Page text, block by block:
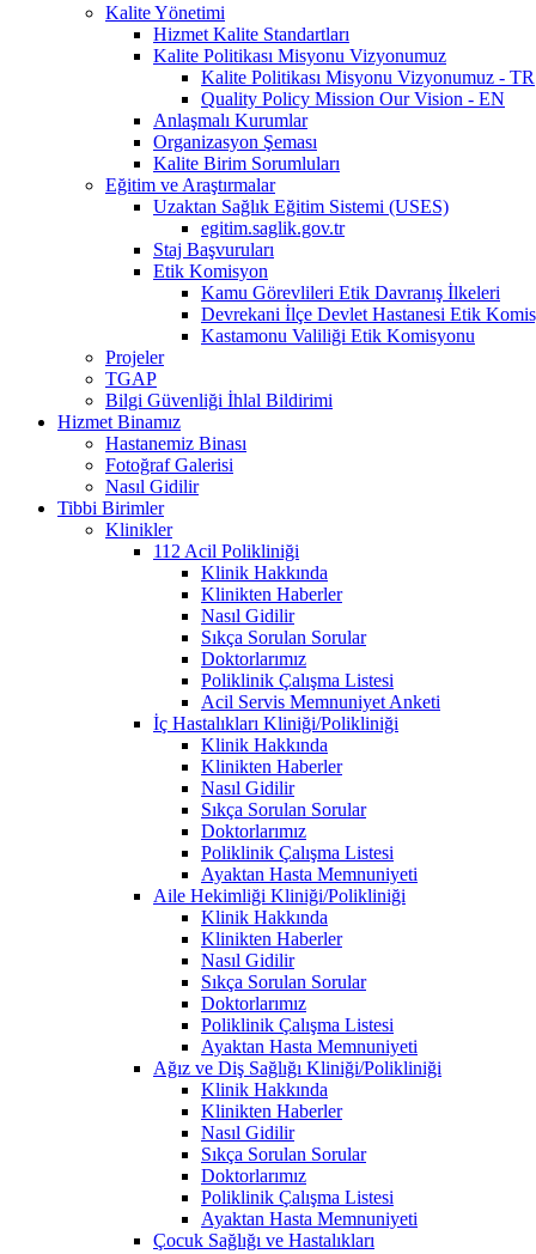
Kalite Yönetimi
Hizmet Kalite Standartları
Kalite Politikası Misyonu Vizyonumuz
Kalite Politikası Misyonu Vizyonumuz - TR
Quality Policy Mission Our Vision - EN
Anlaşmalı Kurumlar
Organizasyon Şeması
Kalite Birim Sorumluları
Eğitim ve Araştırmalar
Uzaktan Sağlık Eğitim Sistemi (USES)
egitim.saglik.gov.tr
Staj Başvuruları
Etik Komisyon
Kamu Görevlileri Etik Davranış İlkeleri
Devrekani İlçe Devlet Hastanesi Etik
Kastamonu Valiliği Etik Komisyonu
Projeler
TGAP
Bilgi Güvenliği İhlal Bildirimi
Hizmet Binamız
Hastanemiz Binası
Fotoğraf Galerisi
Nasıl Gidilir
Tibbi Birimler
Klinikler
112 Acil Polikliniği
Klinik Hakkında
Klinikten Haberler
Nasıl Gidilir
Sıkça Sorulan Sorular
Doktorlarımız
Poliklinik Çalışma Listesi
Acil Servis Memnuniyet Anketi
İç Hastalıkları Kliniği/Polikliniği
Klinik Hakkında
Klinikten Haberler
Nasıl Gidilir
Sıkça Sorulan Sorular
Doktorlarımız
Poliklinik Çalışma Listesi
Ayaktan Hasta Memnuniyeti
Aile Hekimliği Kliniği/Polikliniği
Klinik Hakkında
Klinikten Haberler
Nasıl Gidilir
Sıkça Sorulan Sorular
Doktorlarımız
Poliklinik Çalışma Listesi
Ayaktan Hasta Memnuniyeti
Ağız ve Diş Sağlığı Kliniği/Polikliniği
Klinik Hakkında
Klinikten Haberler
Nasıl Gidilir
Sıkça Sorulan Sorular
Doktorlarımız
Poliklinik Çalışma Listesi
Ayaktan Hasta Memnuniyeti
Çocuk Sağlığı ve Hastalıkları